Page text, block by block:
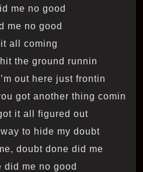
me no good
me no good
all coming
the ground runnin’
out here just frontin’
got another thing comin’
it all figured out
way to hide my doubt
doubt done did me
did me no good